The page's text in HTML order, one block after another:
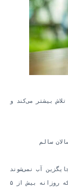
بیشتر می‌کند و
آب نمی‌شوند
نکته جالب: یک مطالعه بزرگ نشان داد افرادی که روزانه بیش از ۵